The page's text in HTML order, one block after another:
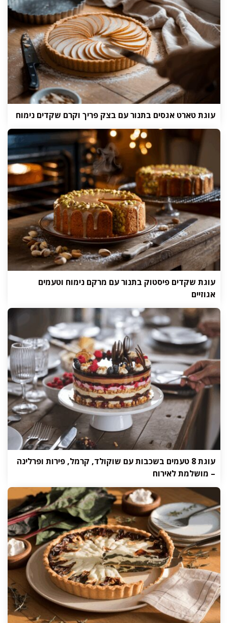
עוגת טארט אגסים בתנור עם בצק פריך וקרם שקדים נימוח
עוגת שקדים פיסטוק בתנור עם מרקם נימוח וטעמים
אגוזיים
עוגת 8 טעמים בשכבות עם שוקולד, קרמל, פירות ופרלינה
– מושלמת לאירוח